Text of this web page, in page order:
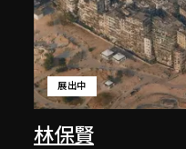
林保賢
展出中